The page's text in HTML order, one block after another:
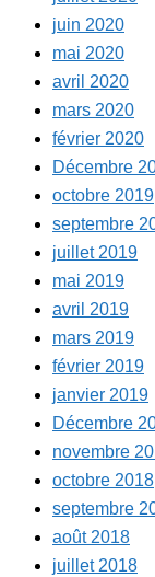
juin 2020
mai 2020
avril 2020
mars 2020
février 2020
Décembre
octobre 2019
septembre
juillet 2019
mai 2019
avril 2019
mars 2019
février 2019
janvier 2019
Décembre
novembre
octobre 2018
septembre
août 2018
juillet 2018